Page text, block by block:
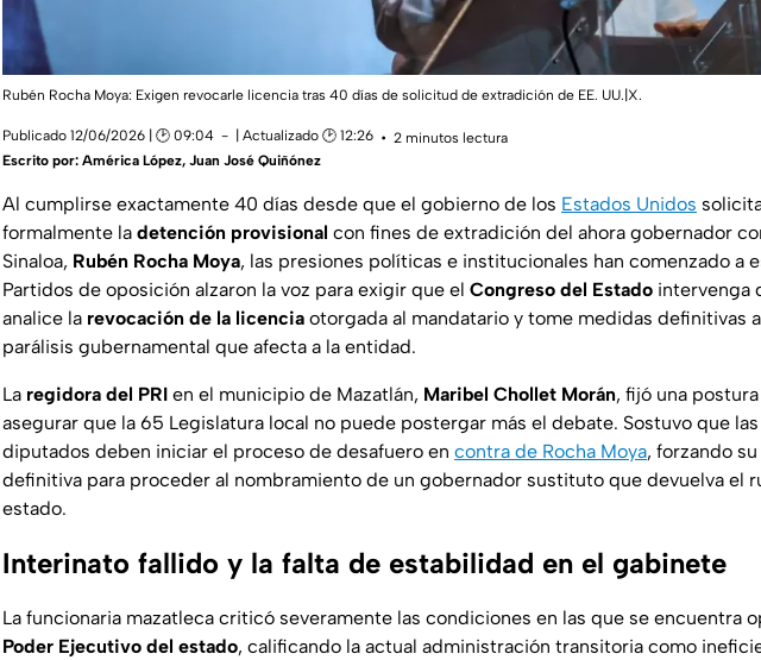
Rubén Rocha Moya: Exigen revocarle licencia tras 40 días de solicitud de extradición de EE. UU.|X.
Publicado 12/06/2026 | 🕑 09:04 | Actualizado 🕑 12:26
2 minutos lectura
Escrito por: América López, Juan José Quiñónez
Al cumplirse exactamente 40 días desde que el gobierno de los Estados Unidos
formalmente la detención provisional con fines de extradición del ahora gobernador
Sinaloa, Rubén Rocha Moya, las presiones políticas e institucionales han comenzado a
Partidos de oposición alzaron la voz para exigir que el Congreso del Estado intervenga
analice la revocación de la licencia otorgada al mandatario y tome medidas definitivas
parálisis gubernamental que afecta a la entidad.
La regidora del PRI en el municipio de Mazatlán, Maribel Chollet Morán, fijó una
asegurar que la 65 Legislatura local no puede postergar más el debate. Sostuvo que las
diputados deben iniciar el proceso de desafuero en contra de Rocha Moya, forzando
definitiva para proceder al nombramiento de un gobernador sustituto que devuelva el
estado.
Interinato fallido y la falta de estabilidad en el gabinete
La funcionaria mazatleca criticó severamente las condiciones en las que se encuentra
Poder Ejecutivo del estado, calificando la actual administración transitoria como